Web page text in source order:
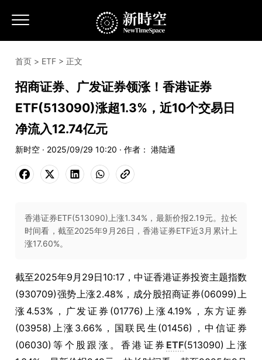
首页 > ETF > 正文
招商证券、广发证券领涨！香港证券
ETF(513090)涨超1.3%，近10个交易日
净流入12.74亿元
新时空 · 2025/09/29 10:20 · 作者： 港陆通
香港证券ETF(513090)上涨1.34%，最新价报2.19元。拉长
时间看，截至2025年9月26日，香港证券ETF近3月累计上
涨17.60%。
截至2025年9月29日10:17，中证香港证券投资主题指数
(930709)强势上涨2.48%，成分股招商证券(06099)上
涨4.53%，广发证券(01776)上涨4.19%，东方证券
(03958)上涨3.66%，国联民生(01456)，中信证券
(06030)等个股跟涨。香港证券 ETF(513090)上涨